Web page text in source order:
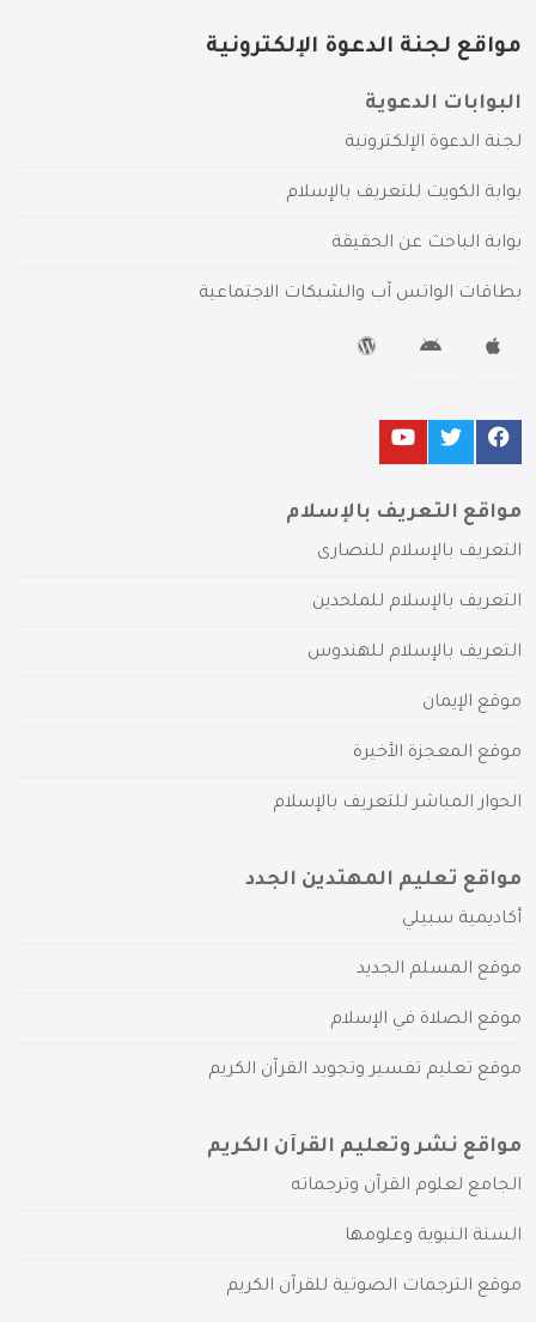
مواقع لجنة الدعوة الإلكترونية
البوابات الدعوية
لجنة الدعوة الإلكترونية
بوابة الكويت للتعريف بالإسلام
بوابة الباحث عن الحقيقة
بطاقات الواتس آب والشبكات الاجتماعية
مواقع التعريف بالإسلام
التعريف بالإسلام للنصارى
التعريف بالإسلام للملحدين
التعريف بالإسلام للهندوس
موقع الإيمان
موقع المعجزة الأخيرة
الحوار المباشر للتعريف بالإسلام
مواقع تعليم المهتدين الجدد
أكاديمية سبيلي
موقع المسلم الجديد
موقع الصلاة في الإسلام
موقع تعليم تفسير وتجويد القرآن الكريم
مواقع نشر وتعليم القرآن الكريم
الجامع لعلوم القرآن وترجماته
السنة النبوية وعلومها
موقع الترجمات الصوتية للقرآن الكريم